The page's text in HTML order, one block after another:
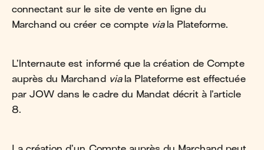
connectant sur le site de vente en ligne du
Marchand ou créer ce compte via la Plateforme.
L’Internaute est informé que la création de Compte
auprès du Marchand via la Plateforme est effectuée
par JOW dans le cadre du Mandat décrit à l’article
8.